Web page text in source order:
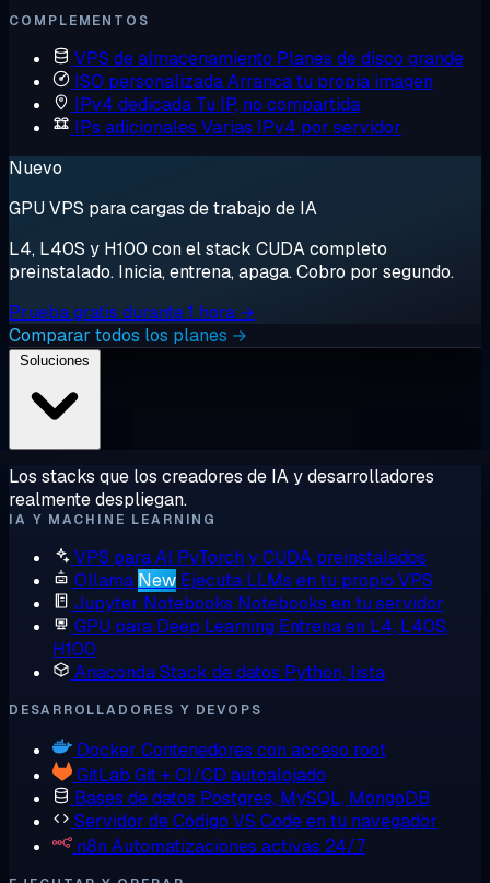
COMPLEMENTOS
VPS de almacenamiento Planes de disco grande
ISO personalizadaArranca tu propia imagen
IPv4 dedicada Tu IP, no compartida
IPs adicionales Varias IPv4 por servidor
Nuevo
GPU VPS para cargas de trabajo de IA
L4, L40S y H100 con el stack CUDA completo
preinstalado. Inicia, entrena, apaga. Cobro por segundo.
Prueba gratis durante 1 hora →
Comparar todos los planes →
Los stacks que los creadores de IA y desarrolladores
realmente despliegan.
IA Y MACHINE LEARNING
VPS para AI PyTorch y CUDA preinstalados
Ollama New Ejecuta LLMs en tu propio VPS
Jupyter Notebooks Notebooks en tu servidor
GPU para Deep Learning Entrena en L4, L40S,
H100
AnacondaStack de datos Python, lista
DESARROLLADORES Y DEVOPS
Docker Contenedores con acceso root
GitLab Git + CI/CD autoalojado
Bases de datos Postgres, MySQL, MongoDB
Servidor de Código VS Code en tu navegador
n8n Automatizaciones activas 24/7